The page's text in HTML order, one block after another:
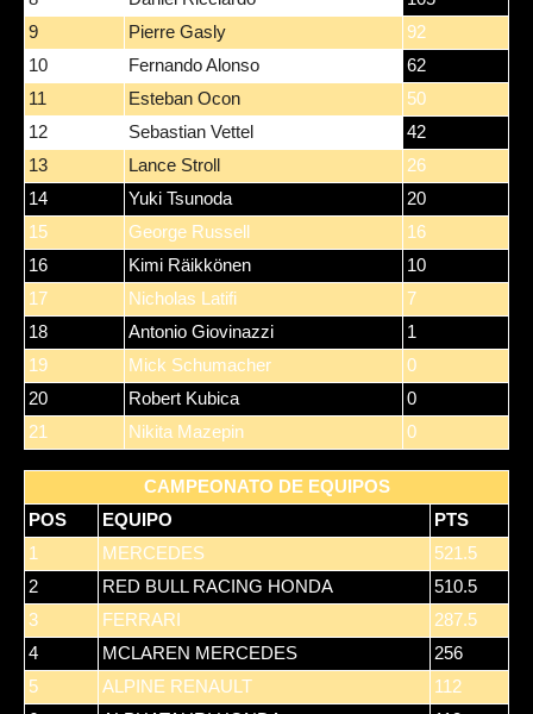
9
Pierre Gasly
92
10
Fernando Alonso
62
11
Esteban Ocon
50
12
Sebastian Vettel
42
13
Lance Stroll
26
14
Yuki Tsunoda
20
15
George Russell
16
16
Kimi Räikkönen
10
17
Nicholas Latifi
7
18
Antonio Giovinazzi
1
19
Mick Schumacher
0
20
Robert Kubica
0
21
Nikita Mazepin 0
CAMPEONATO DE EQUIPOS
POS
EQUIPO
PTS
1
MERCEDES
521.5
2
RED BULL RACING HONDA
510.5
3
FERRARI
287.5
4
MCLAREN MERCEDES
256
5
ALPINE RENAULT
112